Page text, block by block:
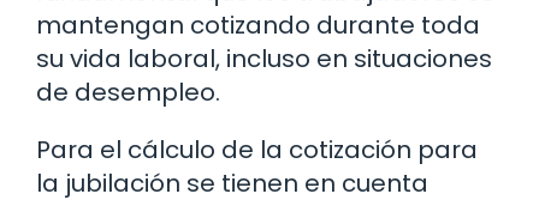
mantengan cotizando durante toda
su vida laboral, incluso en situaciones
de desempleo.
Para el cálculo de la cotización para
la jubilación se tienen en cuenta